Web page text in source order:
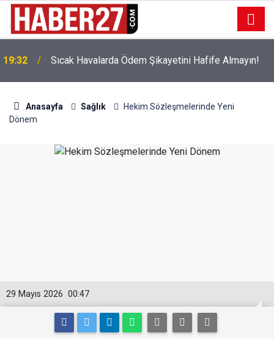
19:32 Sıcak Havalarda Ödem Şikayetini Hafife Almayın!
Anasayfa Sağlık
Hekim Sözleşmelerinde Yeni
Dönem
00:47
29 Mayıs 2026